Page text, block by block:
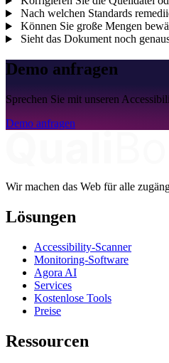
Nach welchen Standards
Können Sie große Mengen
Sieht das Dokument noch
Demo anfragen
Sprechen Sie mit unseren
Demo anfragen
Wir machen das Web für alle
Lösungen
Accessibility-Scanner
Monitoring-Software
Agora AI
Services
Kostenlose Tools
Preise
Ressourcen